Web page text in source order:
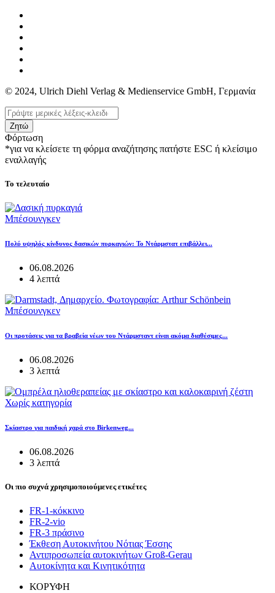
© 2024, Ulrich Diehl Verlag & Medienservice GmbH, Γερμανία
Ζητώ
Φόρτωση
*για να κλείσετε τη φόρμα αναζήτησης πατήστε ESC ή κλείσιμο
εναλλαγής
Το τελευταίο
Μπέσουνγκεν
Πολύ υψηλός κίνδυνος δασικών πυρκαγιών: Το Ντάρμστατ επιβάλλει...
06.08.2026
4 λεπτά
Μπέσουνγκεν
Οι προτάσεις για τα βραβεία νέων του Ντάρμσταντ είναι ακόμα διαθέσιμες...
06.08.2026
3 λεπτά
Χωρίς κατηγορία
Σκίαστρο για παιδική χαρά στο Birkenweg...
06.08.2026
3 λεπτά
Οι πιο συχνά χρησιμοποιούμενες ετικέτες
FR-1-κόκκινο
FR-2-vio
FR-3 πράσινο
Έκθεση Αυτοκινήτου Νότιας Έσσης
Αντιπροσωπεία αυτοκινήτων Groß-Gerau
Αυτοκίνητα και Κινητικότητα
ΚΟΡΥΦΗ